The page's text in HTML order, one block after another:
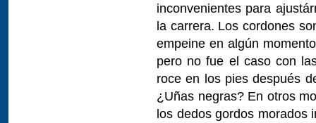
inconvenientes para
la carrera. Los cordones
empeine en algún
pero no fue el caso con
roce en los pies después
¿Uñas negras? En otros
los dedos gordos morados